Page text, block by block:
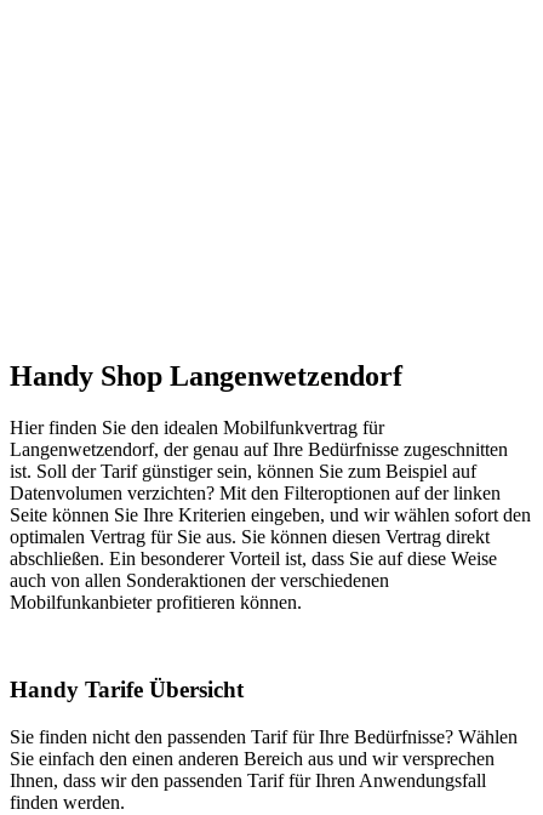
Handy Shop Langenwetzendorf
Hier finden Sie den idealen Mobilfunkvertrag für
Langenwetzendorf, der genau auf Ihre Bedürfnisse zugeschnitten
ist. Soll der Tarif günstiger sein, können Sie zum Beispiel auf
Datenvolumen verzichten? Mit den Filteroptionen auf der linken
Seite können Sie Ihre Kriterien eingeben, und wir wählen sofort den
optimalen Vertrag für Sie aus. Sie können diesen Vertrag direkt
abschließen. Ein besonderer Vorteil ist, dass Sie auf diese Weise
auch von allen Sonderaktionen der verschiedenen
Mobilfunkanbieter profitieren können.
Handy Tarife Übersicht
Sie finden nicht den passenden Tarif für Ihre Bedürfnisse? Wählen
Sie einfach den einen anderen Bereich aus und wir versprechen
Ihnen, dass wir den passenden Tarif für Ihren Anwendungsfall
finden werden.